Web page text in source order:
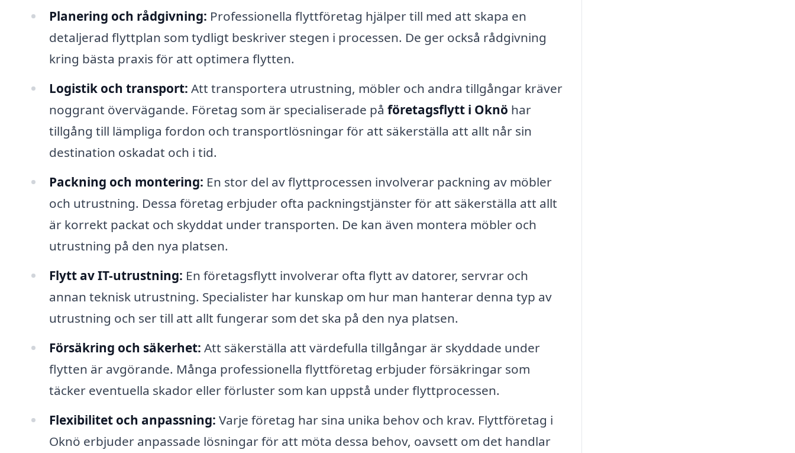
Planering och rådgivning: Professionella flyttföretag hjälper till med att skapa en
detaljerad flyttplan som tydligt beskriver stegen i processen. De ger också rådgivning
kring bästa praxis för att optimera flytten.
Logistik och transport: Att transportera utrustning, möbler och andra tillgångar kräver
noggrant övervägande. Företag som är specialiserade på företagsflytt i Oknö har
tillgång till lämpliga fordon och transportlösningar för att säkerställa att allt når sin
destination oskadat och i tid.
Packning och montering: En stor del av flyttprocessen involverar packning av möbler
och utrustning. Dessa företag erbjuder ofta packningstjänster för att säkerställa att allt
är korrekt packat och skyddat under transporten. De kan även montera möbler och
utrustning på den nya platsen.
Flytt av IT-utrustning: En företagsflytt involverar ofta flytt av datorer, servrar och
annan teknisk utrustning. Specialister har kunskap om hur man hanterar denna typ av
utrustning och ser till att allt fungerar som det ska på den nya platsen.
Försäkring och säkerhet: Att säkerställa att värdefulla tillgångar är skyddade under
flytten är avgörande. Många professionella flyttföretag erbjuder försäkringar som
täcker eventuella skador eller förluster som kan uppstå under flyttprocessen.
Flexibilitet och anpassning: Varje företag har sina unika behov och krav. Flyttföretag i
Oknö erbjuder anpassade lösningar för att möta dessa behov, oavsett om det handlar